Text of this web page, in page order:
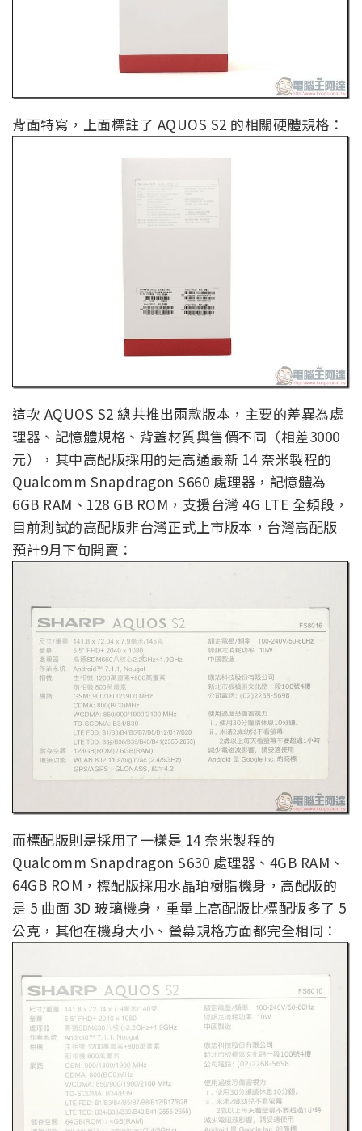
背面特寫，上面標註了 AQUOS S2 的相關硬體規格：
這次 AQUOS S2 總共推出兩款版本，主要的差異為處
理器、記憶體規格、背蓋材質與售價不同（相差3000
元），其中高配版採用的是高通最新 14 奈米製程的
Qualcomm Snapdragon S660 處理器，記憶體為
6GB RAM、128 GB ROM，支援台灣 4G LTE 全頻段，
目前測試的高配版非台灣正式上市版本，台灣高配版
預計9月下旬開賣：
而標配版則是採用了一樣是 14 奈米製程的
Qualcomm Snapdragon S630 處理器、4GB RAM、
64GB ROM，標配版採用水晶珀樹脂機身，高配版的
是 5 曲面 3D 玻璃機身，重量上高配版比標配版多了 5
公克，其他在機身大小、螢幕規格方面都完全相同：